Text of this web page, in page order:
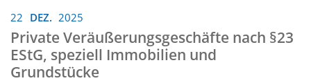
22 DEZ. 2025
Private Veräußerungsgeschäfte nach §23
EStG, speziell Immobilien und
Grundstücke